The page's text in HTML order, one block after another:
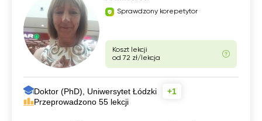
Sprawdzony korepetytor
Koszt lekcji
od 72 zł/lekcja
Doktor (PhD), Uniwersytet Łódzki
+1
Przeprowadzono 55 lekcji